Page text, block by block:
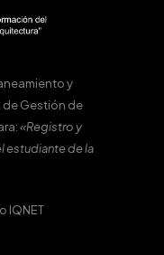
y
de Gestión de
«Registro y
estudiante de la
IQNET